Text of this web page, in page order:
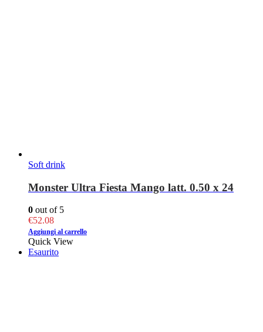
Soft drink
Monster Ultra Fiesta Mango latt. 0.50 x 24
0 out of 5
€52.08
Aggiungi al carrello
Quick View
Esaurito